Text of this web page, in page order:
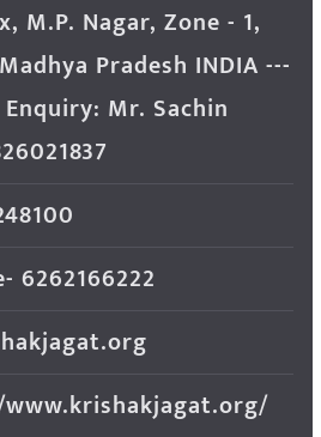
M.P. Nagar, Zone - 1,
Pradesh INDIA ---
Mr. Sachin
6262166222